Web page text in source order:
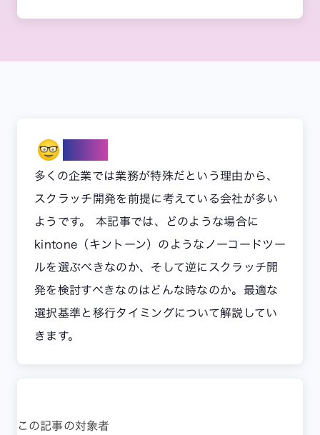
多くの企業では業務が特殊だという理由から、
スクラッチ開発を前提に考えている会社が多い
ようです。 本記事では、どのような場合に
kintone（キントーン）のようなノーコードツー
ルを選ぶべきなのか、そして逆にスクラッチ開
発を検討すべきなのはどんな時なのか。最適な
選択基準と移行タイミングについて解説してい
きます。
この記事の対象者